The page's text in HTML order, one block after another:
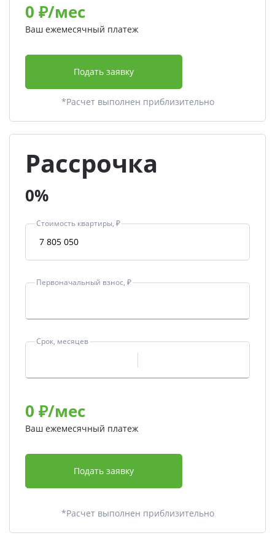
0 ₽/мес
Ваш ежемесячный платеж
Подать заявку
*Расчет выполнен приблизительно
Рассрочка
0%
Стоимость квартиры, ₽
Первоначальный взнос, ₽
Срок, месяцев
0 ₽/мес
Ваш ежемесячный платеж
Подать заявку
*Расчет выполнен приблизительно